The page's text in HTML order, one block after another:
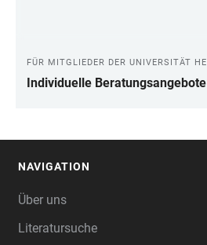
FÜR MITGLIEDER DER UNIVERSITÄT
Individuelle Beratungsangebote
NAVIGATION
Über uns
Literatursuche